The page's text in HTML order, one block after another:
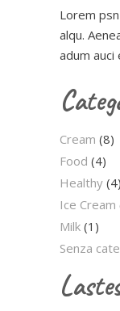
Lorem
alqu.
adum auci
Cream (8)
Food (4)
Healthy (4)
Ice Cream
Milk (1)
Senza